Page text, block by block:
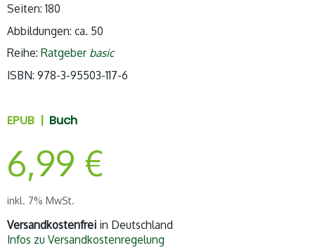
Seiten: 180
Abbildungen: ca. 50
Reihe: Ratgeber basic
ISBN: 978-3-95503-117-6
EPUB | Buch
6,99 €
inkl. 7% MwSt.
Versandkostenfrei in Deutschland
Infos zu Versandkostenregelung